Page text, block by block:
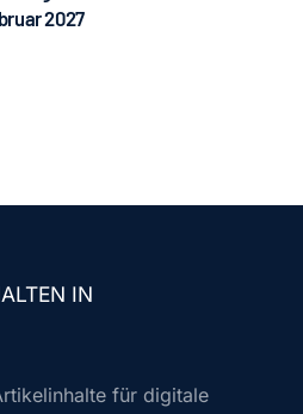
2027
IN
für digitale